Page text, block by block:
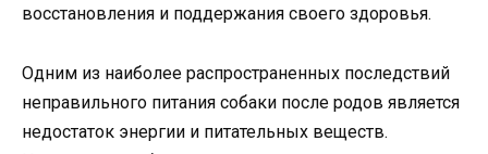
восстановления и поддержания своего здоровья.
Одним из наиболее распространенных последствий
неправильного питания собаки после родов является
недостаток энергии и питательных веществ.